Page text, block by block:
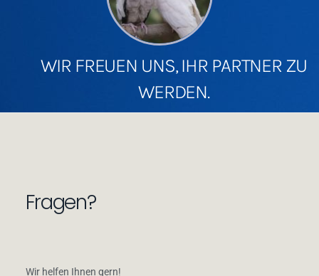
WIR FREUEN UNS, IHR PARTNER ZU
WERDEN.
Fragen?
Wir helfen Ihnen gern!